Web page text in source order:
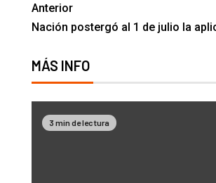
Anterior
Nación postergó al 1 de julio la
MÁS INFO
3 min de lectura